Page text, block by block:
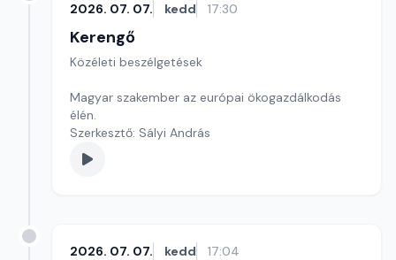
2026. 07. 07. kedd 17:30
Kerengő
Közéleti beszélgetések
Magyar szakember az európai ökogazdálkodás
élén.
Szerkesztő: Sályi András
2026. 07. 07. kedd 17:04